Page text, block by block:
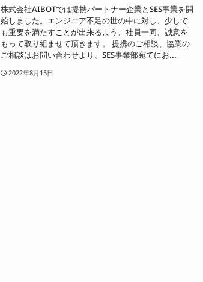
株式会社AIBOTでは提携パートナー企業とSES事業を開
始しました。エンジニア不足の世の中に対し、少しで
も重要を満たすことが出来るよう、社員一同、誠意を
もって取り組ませて頂きます。 提携のご相談、協業の
ご相談はお問い合わせより、SES事業部宛てにお...
2022年8月15日